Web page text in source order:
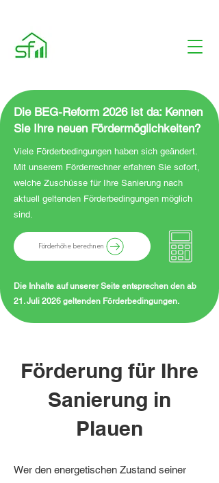
Die BEG-Reform 2026 ist da: Kennen
Sie Ihre neuen Fördermöglichkeiten?
Viele Förderbedingungen haben sich geändert.
Mit unserem Förderrechner erfahren Sie sofort,
welche Zuschüsse für Ihre Sanierung nach
aktuell geltenden Förderbedingungen möglich
sind.
Förderhöhe berechnen
Die Inhalte auf unserer Seite entsprechen den ab
21. Juli 2026 geltenden Förderbedingungen.
Förderung für Ihre
Sanierung in
Plauen
Wer den energetischen Zustand seiner